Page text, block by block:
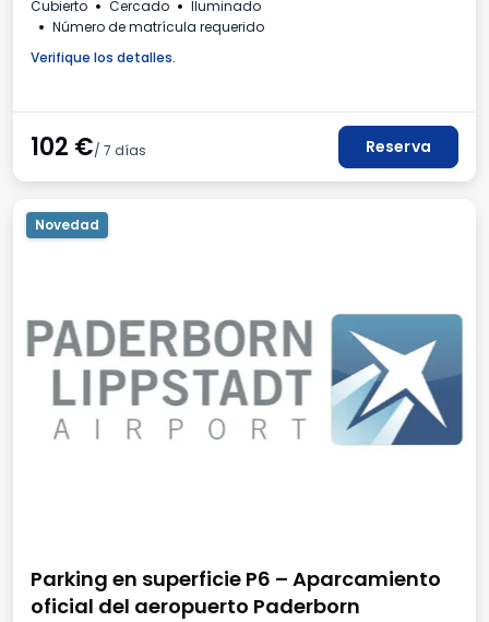
Cubierto Cercado
Iluminado
Número de matrícula requerido
Verifique los detalles.
102 €/ 7 días Reserva
Novedad
Parking en superficie P6 – Aparcamiento
oficial del aeropuerto Paderborn